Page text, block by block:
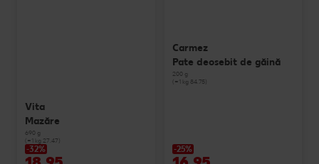
Vita
Mazăre
690 g
(=1 kg 27.47)
-32%
Carmez
Pate deosebit de găină
200 g
(=1 kg 84.75)
-25%